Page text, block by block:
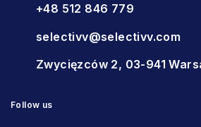
+48 512 846 779
selectivv@selectivv.com
Zwycięzców 2, 03-941
Follow us